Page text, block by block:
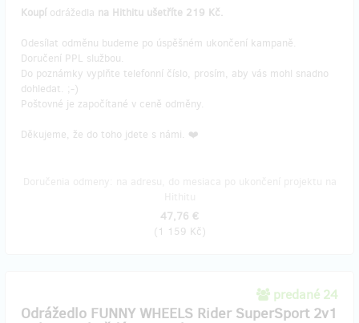
Koupí odrážedla na Hithitu ušetříte 219 Kč.
Odesílat odměnu budeme po úspěšném ukončení kampaně.
Doručení PPL službou.
Do poznámky vyplňte telefonní číslo, prosím, aby vás mohl snadno
dohledat. ;-)
Poštovné je započítané v ceně odměny.
Děkujeme, že do toho jdete s námi. ❤️
47,76 €
(1 159 Kč)
predané 24
Odrážedlo FUNNY WHEELS Rider SuperSport 2v1